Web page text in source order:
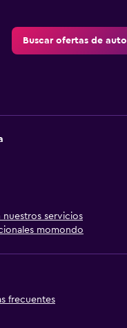
Buscar ofertas de auto
servicios
momondo
frecuentes